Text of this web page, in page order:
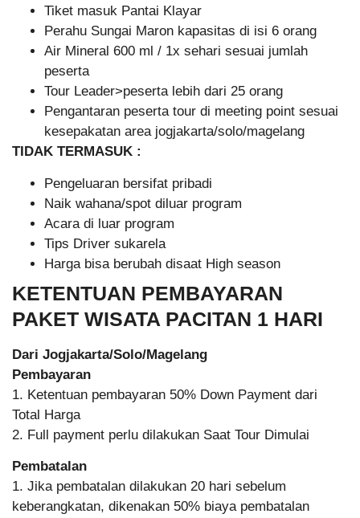
Tiket masuk Pantai Klayar
Perahu Sungai Maron kapasitas di isi 6 orang
Air Mineral 600 ml / 1x sehari sesuai jumlah
peserta
Tour Leader>peserta lebih dari 25 orang
Pengantaran peserta tour di meeting point sesuai
kesepakatan area jogjakarta/solo/magelang
TIDAK TERMASUK :
Pengeluaran bersifat pribadi
Naik wahana/spot diluar program
Acara di luar program
Tips Driver sukarela
Harga bisa berubah disaat High season
KETENTUAN PEMBAYARAN
PAKET WISATA PACITAN 1 HARI
Dari Jogjakarta/Solo/Magelang
Pembayaran
1. Ketentuan pembayaran 50% Down Payment dari
Total Harga
2. Full payment perlu dilakukan Saat Tour Dimulai
Pembatalan
1. Jika pembatalan dilakukan 20 hari sebelum
keberangkatan, dikenakan 50% biaya pembatalan